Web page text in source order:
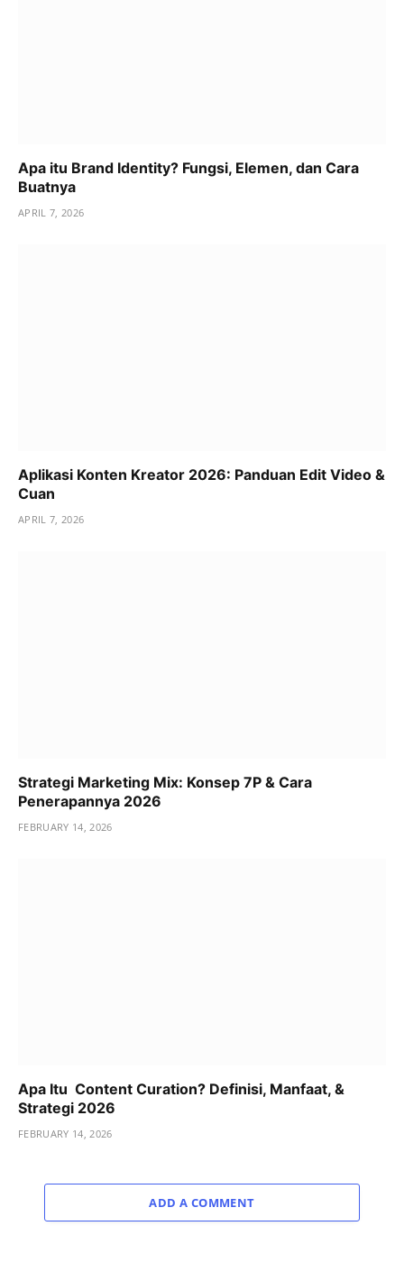
Apa itu Brand Identity? Fungsi, Elemen, dan Cara
Buatnya
APRIL 7, 2026
Aplikasi Konten Kreator 2026: Panduan Edit Video &
Cuan
APRIL 7, 2026
Strategi Marketing Mix: Konsep 7P & Cara
Penerapannya 2026
FEBRUARY 14, 2026
Apa Itu Content Curation? Definisi, Manfaat, &
Strategi 2026
FEBRUARY 14, 2026
ADD A COMMENT